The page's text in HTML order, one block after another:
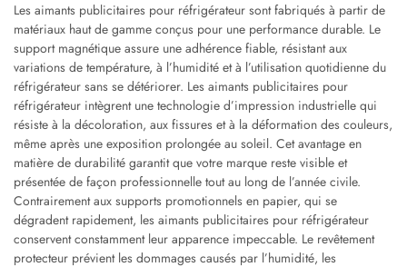
Les aimants publicitaires pour réfrigérateur sont fabriqués à partir de
matériaux haut de gamme conçus pour une performance durable. Le
support magnétique assure une adhérence fiable, résistant aux
variations de température, à l’humidité et à l’utilisation quotidienne du
réfrigérateur sans se détériorer. Les aimants publicitaires pour
réfrigérateur intègrent une technologie d’impression industrielle qui
résiste à la décoloration, aux fissures et à la déformation des couleurs,
même après une exposition prolongée au soleil. Cet avantage en
matière de durabilité garantit que votre marque reste visible et
présentée de façon professionnelle tout au long de l’année civile.
Contrairement aux supports promotionnels en papier, qui se
dégradent rapidement, les aimants publicitaires pour réfrigérateur
conservent constamment leur apparence impeccable. Le revêtement
protecteur prévient les dommages causés par l’humidité, les